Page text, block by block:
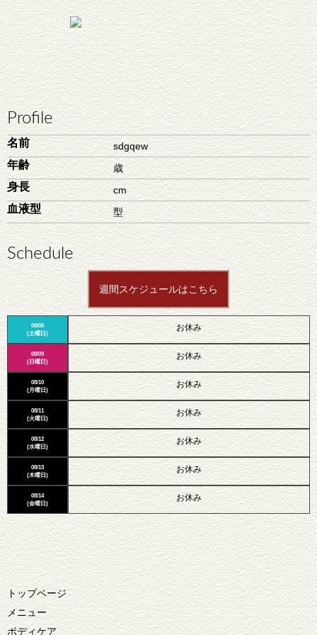
Profile
名前 sdgqew
年齢 歳
身長 cm
血液型 型
Schedule
週間スケジュールはこちら
08/08
(土曜日)
08/09
(日曜日)
08/10
(月曜日)
08/11
(火曜日)
08/12
(水曜日)
08/13
(木曜日)
08/14
(金曜日)
お休み
お休み
お休み
お休み
お休み
お休み
お休み
トップページ
メニュー
ボディケア